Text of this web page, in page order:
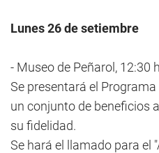
Lunes 26 de setiembre
- Museo de Peñarol, 12:30
Se presentará el
un conjunto de beneficios
su fidelidad.
Se hará el llamado para el